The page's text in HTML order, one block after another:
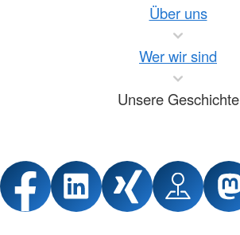
Über uns
Wer wir sind
Unsere Geschichte